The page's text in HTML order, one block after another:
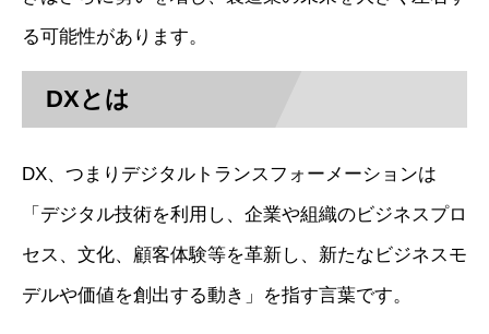
る可能性があります。
DXとは
DX、つまりデジタルトランスフォーメーションは
「デジタル技術を利用し、企業や組織のビジネスプロ
セス、文化、顧客体験等を革新し、新たなビジネスモ
デルや価値を創出する動き」を指す言葉です。